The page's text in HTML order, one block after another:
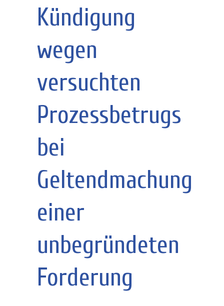
Kündigung
wegen
versuchten
Prozessbetrugs
bei
Geltendmachung
einer
unbegründeten
Forderung